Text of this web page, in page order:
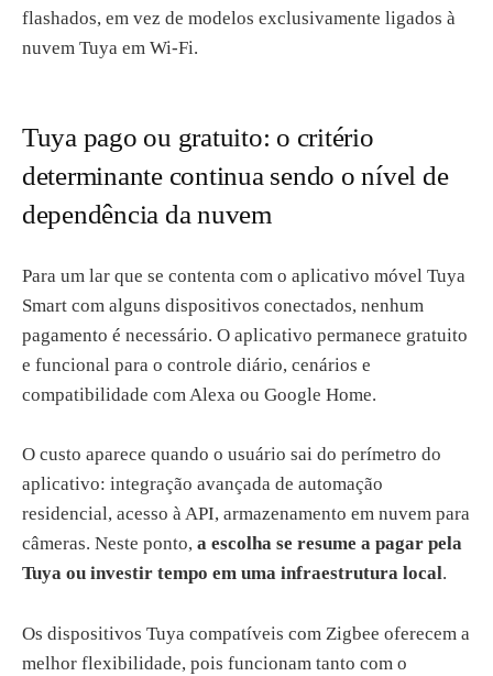
flashados, em vez de modelos exclusivamente ligados à
nuvem Tuya em Wi-Fi.
Tuya pago ou gratuito: o critério
determinante continua sendo o nível de
dependência da nuvem
Para um lar que se contenta com o aplicativo móvel Tuya
Smart com alguns dispositivos conectados, nenhum
pagamento é necessário. O aplicativo permanece gratuito
e funcional para o controle diário, cenários e
compatibilidade com Alexa ou Google Home.
O custo aparece quando o usuário sai do perímetro do
aplicativo: integração avançada de automação
residencial, acesso à API, armazenamento em nuvem para
câmeras. Neste ponto, a escolha se resume a pagar pela
Tuya ou investir tempo em uma infraestrutura local.
Os dispositivos Tuya compatíveis com Zigbee oferecem a
melhor flexibilidade, pois funcionam tanto com o